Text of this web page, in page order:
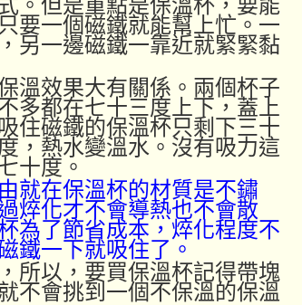
。但是重點是保溫杯，要能
要一個磁鐵就能幫上忙。一
另一邊磁鐵一靠近就緊緊黏
溫效果大有關係。兩個杯子
多都在七十三度上下，蓋上
住磁鐵的保溫杯只剩下三十
，熱水變溫水。沒有吸力這
十度。
就在保溫杯的材質是不鏽
焠化才不會導熱也不會散
為了節省成本，焠化程度不
鐵一下就吸住了。
所以，要買保溫杯記得帶塊
不會挑到一個不保溫的保溫